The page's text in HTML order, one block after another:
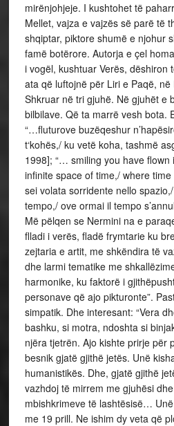
mirënjohjeje. I kushtohet të
Mellet, vajza e vajzës së parë të
shqiptar, piktore shumë e njohur
famë botërore. Autorja e çel
i vogël, kushtuar Verës, dëshiron
ata që luftojnë për Liri e Paqë, në
Shkruar në tri gjuhë. Në gjuhët e
bilbilave. Që ta marrë vesh bota.
“…fluturove buzëqeshur
t‘kohës,/ ku vetë koha, tashmë
1998]; “… smiling you have flown
infinite space of time,/ where
sei volata sorridente nello
tempo,/ ove ormai il tempo
Më pëlqen se Nermini na e
flladi i verës, fladë frymtarie ku
zejtaria e artit, me shkëndira të
dhe larmi tematike me
harmonike, ku faktorë i
personave që ajo pikturonte”.
simpatik. Dhe interesant: “Vera
bashku, si motra, ndoshta si
njëra tjetrën. Ajo kishte prirje për
besnik gjatë gjithë jetës. Unë
humanistikës. Dhe, gjatë gjithë
vazhdoj të mirrem me gjuhësi
mbishkrimeve të lashtësisë…
me 19 prill. Ne ishim dy veta që